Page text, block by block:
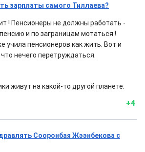
зарплаты самого Тиллаева?
! Пенсионеры не должны работать -
и по заграницам мотаться !
учила пенсионеров как жить. Вот и
нечего перетруждаться.
живут на какой-то другой планете.
+4
Сооронбая Жээнбекова с